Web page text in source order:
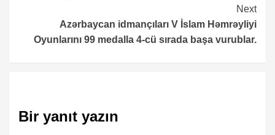
Next
Azərbaycan idmançıları V İslam Həmrəyliyi
Oyunlarını 99 medalla 4-cü sırada başa vurublar.
Bir yanıt yazın